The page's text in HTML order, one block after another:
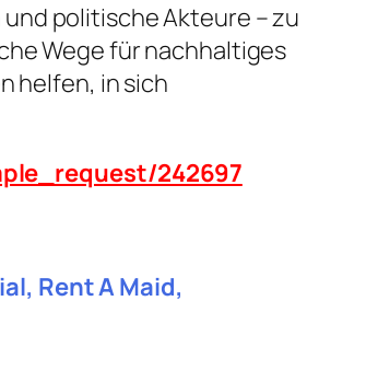
politische Akteure – zu
Wege für nachhaltiges
helfen, in sich
242697
Rent A Maid,